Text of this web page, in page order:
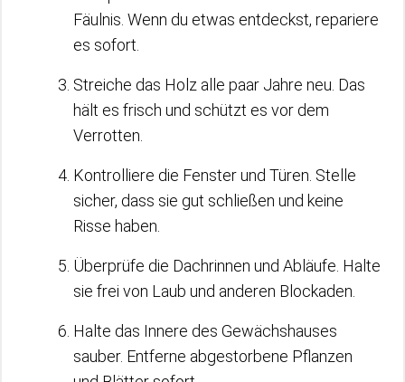
Fäulnis. Wenn du etwas entdeckst, repariere
es sofort.
Streiche das Holz alle paar Jahre neu. Das
hält es frisch und schützt es vor dem
Verrotten.
Kontrolliere die Fenster und Türen. Stelle
sicher, dass sie gut schließen und keine
Risse haben.
Überprüfe die Dachrinnen und Abläufe. Halte
sie frei von Laub und anderen Blockaden.
Halte das Innere des Gewächshauses
sauber. Entferne abgestorbene Pflanzen